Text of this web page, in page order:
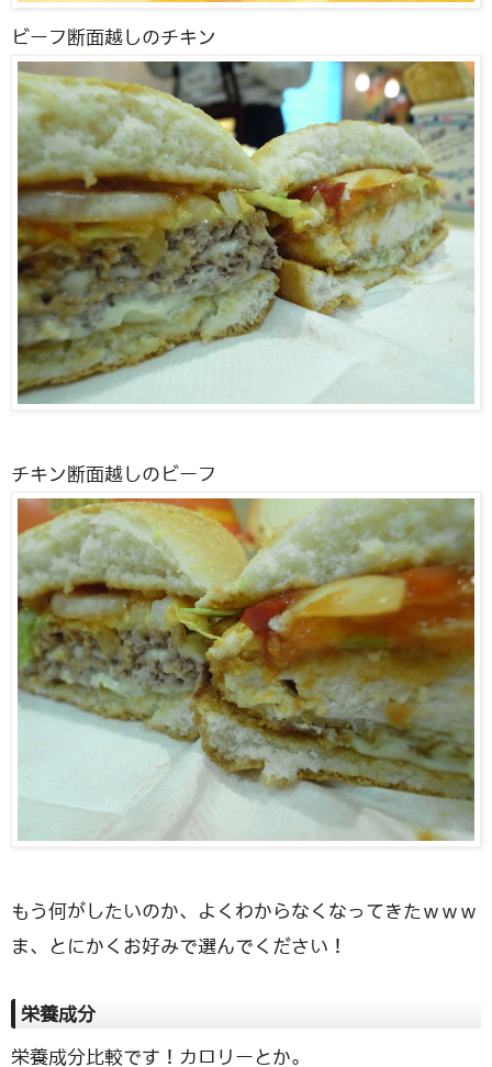
ビーフ断面越しのチキン
チキン断面越しのビーフ
もう何がしたいのか、よくわからなくなってきたｗｗｗ
ま、とにかくお好みで選んでください！
栄養成分
栄養成分比較です！カロリーとか。